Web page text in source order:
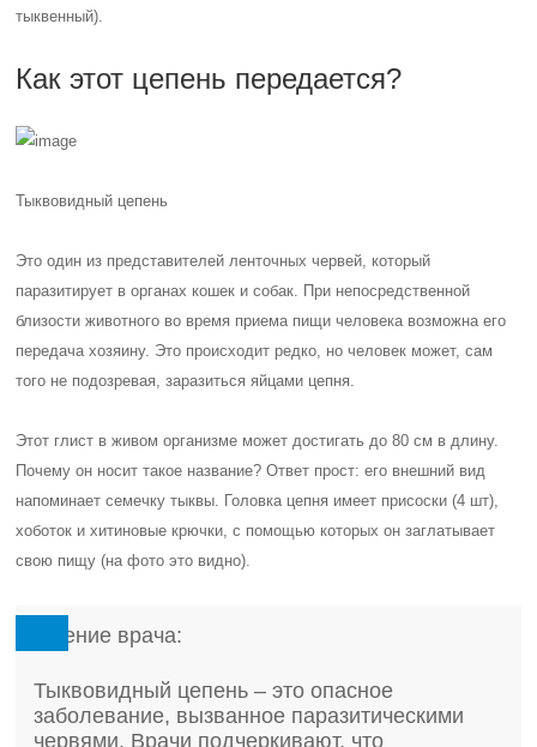
тыквенный).
Как этот цепень передается?
Тыквовидный цепень
Это один из представителей ленточных червей, который
паразитирует в органах кошек и собак. При непосредственной
близости животного во время приема пищи человека возможна его
передача хозяину. Это происходит редко, но человек может, сам
того не подозревая, заразиться яйцами цепня.
Этот глист в живом организме может достигать до 80 см в длину.
Почему он носит такое название? Ответ прост: его внешний вид
напоминает семечку тыквы. Головка цепня имеет присоски (4 шт),
хоботок и хитиновые крючки, с помощью которых он заглатывает
свою пищу (на фото это видно).
Мнение врача:
Тыквовидный цепень – это опасное
заболевание, вызванное паразитическими
червями. Врачи подчеркивают, что